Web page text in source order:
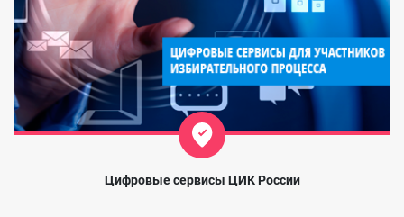
Цифровые сервисы ЦИК России